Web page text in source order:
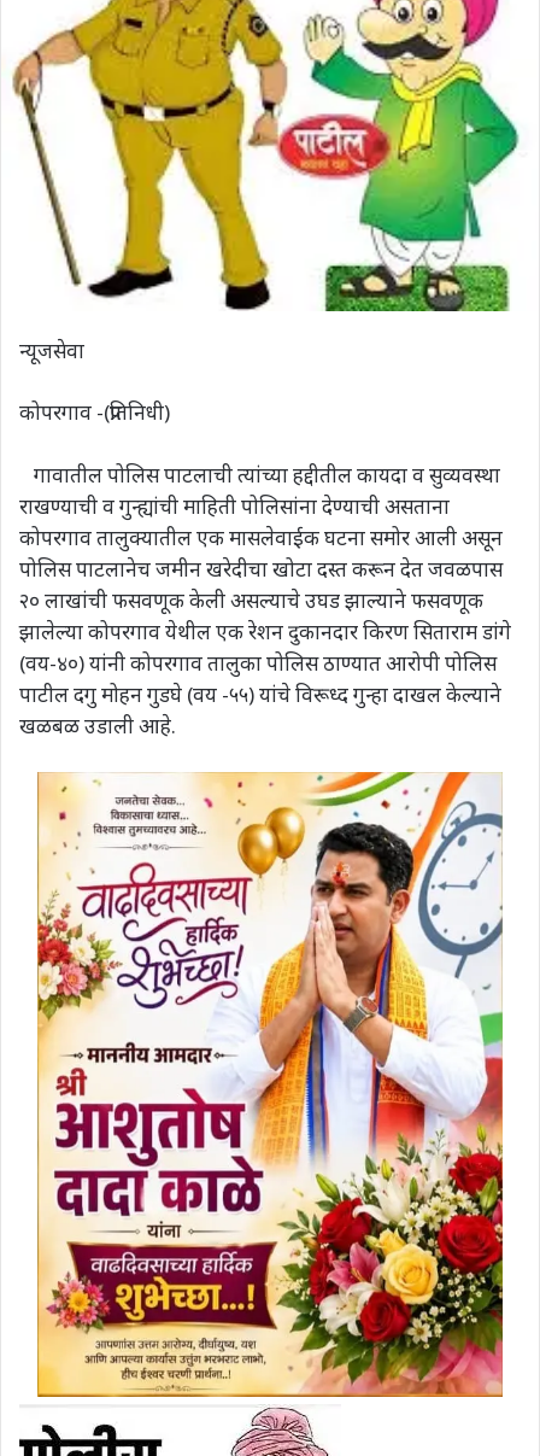
न्यूजसेवा
कोपरगाव -(प्रतिनिधी)
गावातील पोलिस पाटलाची त्यांच्या हद्दीतील कायदा व सुव्यवस्था
राखण्याची व गुन्ह्यांची माहिती पोलिसांना देण्याची असताना
कोपरगाव तालुक्यातील एक मासलेवाईक घटना समोर आली असून
पोलिस पाटलानेच जमीन खरेदीचा खोटा दस्त करून देत जवळपास
२० लाखांची फसवणूक केली असल्याचे उघड झाल्याने फसवणूक
झालेल्या कोपरगाव येथील एक रेशन दुकानदार किरण सिताराम डांगे
(वय-४०) यांनी कोपरगाव तालुका पोलिस ठाण्यात आरोपी पोलिस
पाटील दगु मोहन गुडघे (वय -५५) यांचे विरूध्द गुन्हा दाखल केल्याने
खळबळ उडाली आहे.